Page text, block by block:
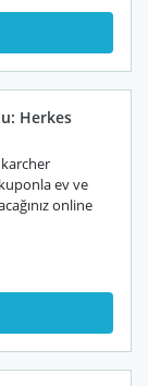
Herkes
ev ve
online